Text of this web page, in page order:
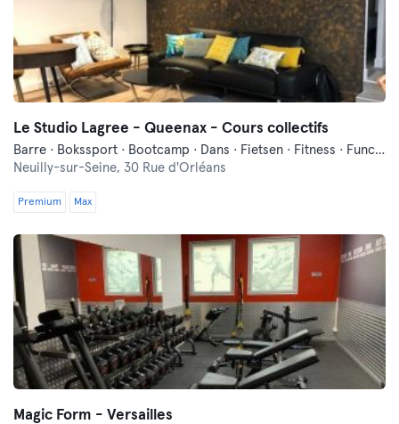
Le Studio Lagree - Queenax - Cours collectifs
Barre · Bokssport · Bootcamp · Dans · Fietsen · Fitness · Functionele Training · Indoor Fietsen · Luchtacrobatiek · Ontspanning · Pilates · Yoga
Neuilly-sur-Seine, 30 Rue d'Orléans
Premium Max
Magic Form - Versailles